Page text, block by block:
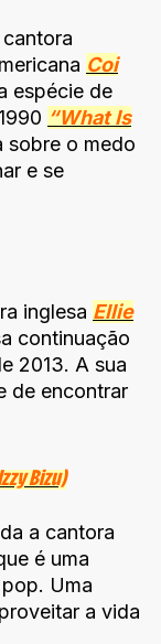
Coi
espécie de
“What Is
sobre o medo
e se
inglesa Ellie
continuação
2013. A sua
de encontrar
Bizu)
a cantora
é uma
Uma
a vida